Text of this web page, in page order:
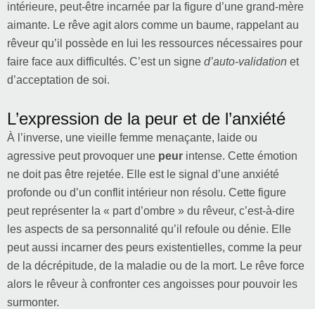
intérieure, peut-être incarnée par la figure d’une grand-mère
aimante. Le rêve agit alors comme un baume, rappelant au
rêveur qu’il possède en lui les ressources nécessaires pour
faire face aux difficultés. C’est un signe d’auto-validation et
d’acceptation de soi.
L’expression de la peur et de l’anxiété
À l’inverse, une vieille femme menaçante, laide ou
agressive peut provoquer une peur intense. Cette émotion
ne doit pas être rejetée. Elle est le signal d’une anxiété
profonde ou d’un conflit intérieur non résolu. Cette figure
peut représenter la « part d’ombre » du rêveur, c’est-à-dire
les aspects de sa personnalité qu’il refoule ou dénie. Elle
peut aussi incarner des peurs existentielles, comme la peur
de la décrépitude, de la maladie ou de la mort. Le rêve force
alors le rêveur à confronter ces angoisses pour pouvoir les
surmonter.